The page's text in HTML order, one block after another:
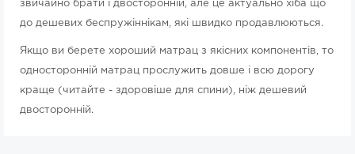
звичайно брати і двосторонній, але це актуально хіба що
до дешевих беспружіннікам, які швидко продавлюються.
Якщо ви берете хороший матрац з якісних компонентів, то
односторонній матрац прослужить довше і всю дорогу
краще (читайте - здоровіше для спини), ніж дешевий
двосторонній.